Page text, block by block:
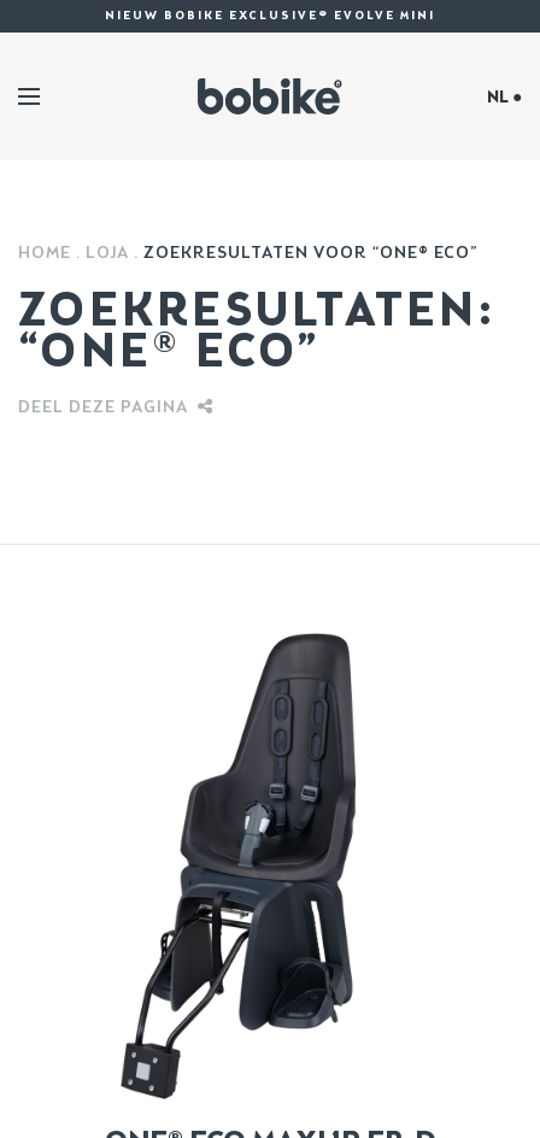
NIEUW BOBIKE EXCLUSIVE® EVOLVE MINI
NL ●
HOME LOJA ZOEKRESULTATEN VOOR “ONE® ECO”
ZOEKRESULTATEN:
“ONE® ECO”
DEEL DEZE PAGINA